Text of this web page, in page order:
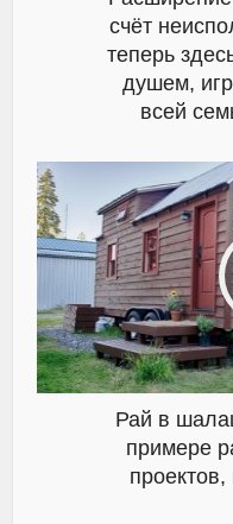
счёт
теперь
душем,
всей
Рай в
примере